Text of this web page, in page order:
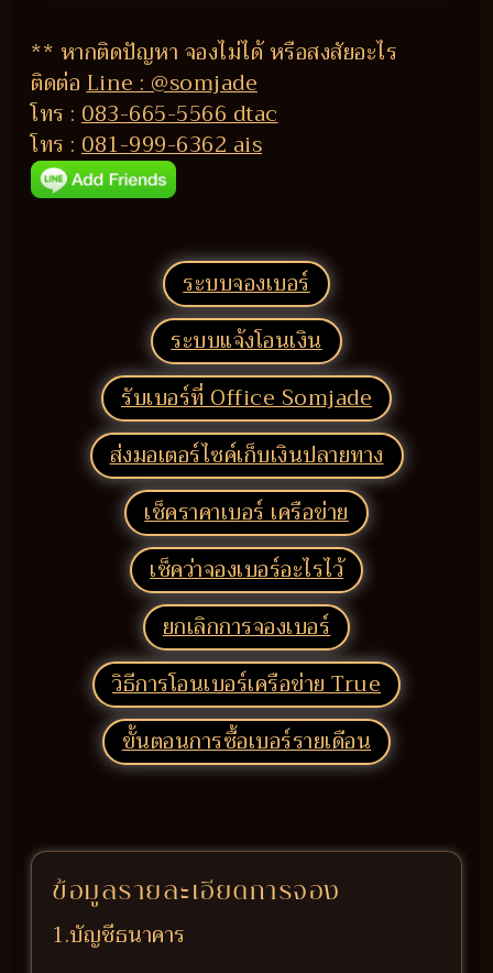
** หากติดปัญหา จองไม่ได้ หรือสงสัยอะไร
ติดต่อLine : @somjade
โทร : 083-665-5566 dtac
โทร : 081-999-6362 ais
ระบบจองเบอร์
ระบบแจ้งโอนเงิน
รับเบอร์ที่ Office Somjade
ส่งมอเตอร์ไซค์เก็บเงินปลายทาง
เช็คราคาเบอร์ เครือข่าย
เช็คว่าจองเบอร์อะไรไว้
ยกเลิกการจองเบอร์
วิธีการโอนเบอร์เครือข่าย True
ขั้นตอนการซื้อเบอร์รายเดือน
ข้อมูลรายละเอียดการจอง
1.บัญชีธนาคาร